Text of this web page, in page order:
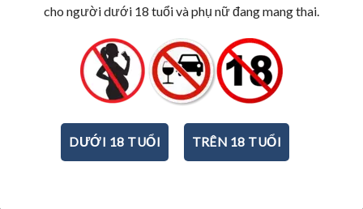
cho người dưới 18 tuổi và phụ nữ đang mang thai.
DƯỚI 18 TUỔI TRÊN 18 TUỔI